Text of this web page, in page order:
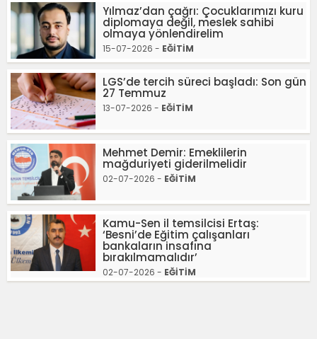
Yılmaz’dan çağrı: Çocuklarımızı kuru
diplomaya değil, meslek sahibi
olmaya yönlendirelim
15-07-2026 - EĞİTİM
LGS’de tercih süreci başladı: Son gün
27 Temmuz
13-07-2026 - EĞİTİM
Mehmet Demir: Emeklilerin
mağduriyeti giderilmelidir
02-07-2026 - EĞİTİM
Kamu-Sen il temsilcisi Ertaş:
‘Besni’de Eğitim çalışanları
bankaların insafına
bırakılmamalıdır’
02-07-2026 - EĞİTİM